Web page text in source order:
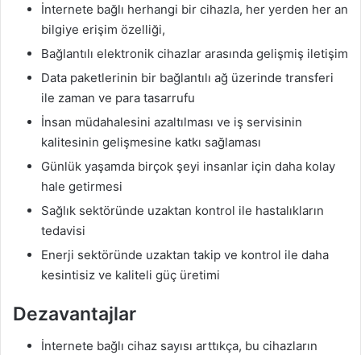
İnternete bağlı herhangi bir cihazla, her yerden her an
bilgiye erişim özelliği,
Bağlantılı elektronik cihazlar arasında gelişmiş iletişim
Data paketlerinin bir bağlantılı ağ üzerinde transferi
ile zaman ve para tasarrufu
İnsan müdahalesini azaltılması ve iş servisinin
kalitesinin gelişmesine katkı sağlaması
Günlük yaşamda birçok şeyi insanlar için daha kolay
hale getirmesi
Sağlık sektöründe uzaktan kontrol ile hastalıkların
tedavisi
Enerji sektöründe uzaktan takip ve kontrol ile daha
kesintisiz ve kaliteli güç üretimi
Dezavantajlar
İnternete bağlı cihaz sayısı arttıkça, bu cihazların